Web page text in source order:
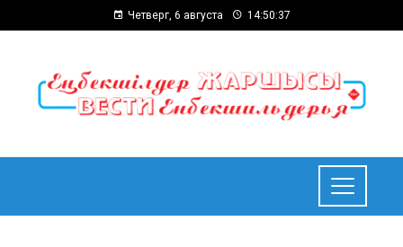
Четверг, 6 августа 14:50:38